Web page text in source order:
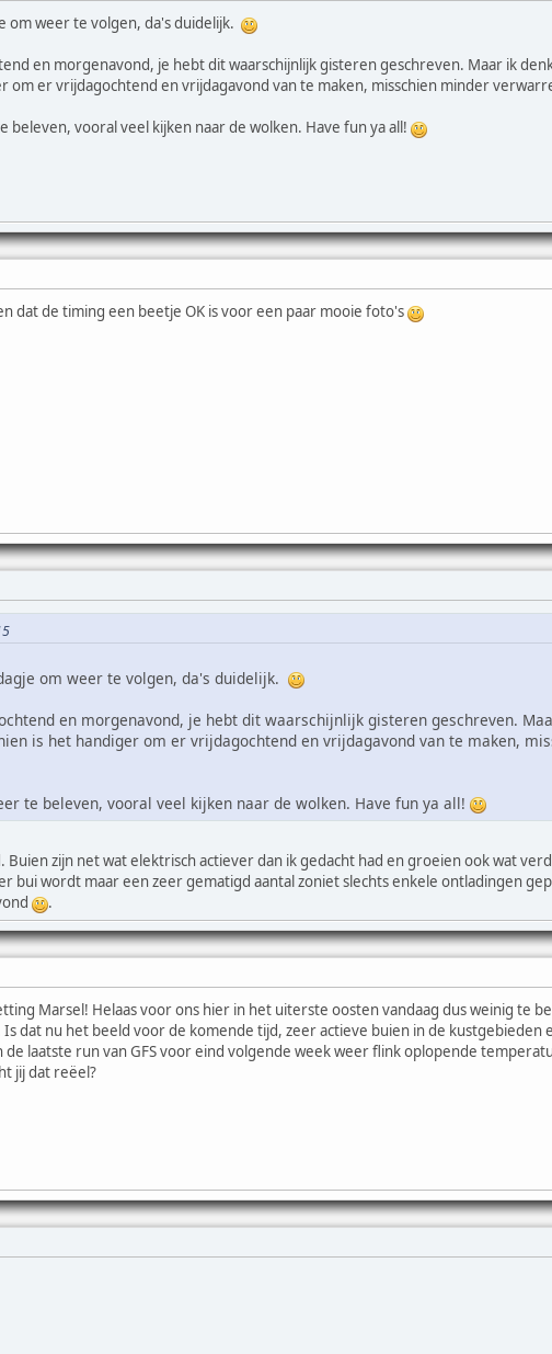
om weer te volgen, da's duidelijk.
en morgenavond, je hebt dit waarschijnlijk gisteren geschreven. Maar ik
om er vrijdagochtend en vrijdagavond van te maken, misschien minder
vooral veel kijken naar de wolken. Have fun ya all!
dat de timing een beetje OK is voor een paar mooie foto's
om weer te volgen, da's duidelijk.
en morgenavond, je hebt dit waarschijnlijk gisteren geschreven.
is het handiger om er vrijdagochtend en vrijdagavond van te maken,
te beleven, vooral veel kijken naar de wolken. Have fun ya all!
zijn net wat elektrisch actiever dan ik gedacht had en groeien ook wat
bui wordt maar een zeer gematigd aantal zoniet slechts enkele ontladingen
.
Marsel! Helaas voor ons hier in het uiterste oosten vandaag dus weinig te
dat nu het beeld voor de komende tijd, zeer actieve buien in de kustgebieden
laatste run van GFS voor eind volgende week weer flink oplopende
jij dat reëel?